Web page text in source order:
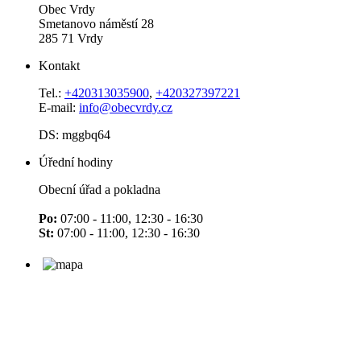
Obec Vrdy
Smetanovo náměstí 28
285 71 Vrdy
Kontakt
Tel.: +420313035900, +420327397221
E-mail: info@obecvrdy.cz
DS: mggbq64
Úřední hodiny
Obecní úřad a pokladna
Po: 07:00 - 11:00, 12:30 - 16:30
St: 07:00 - 11:00, 12:30 - 16:30